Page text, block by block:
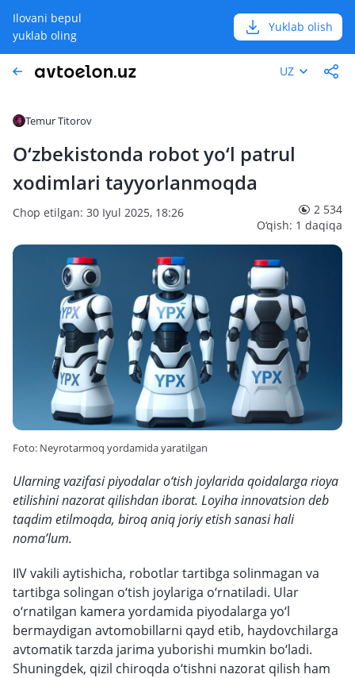
Ilovani bepul
yuklab oling
Yuklab olish
UZ
Temur Titorov
O‘zbekistonda robot yo‘l patrul
xodimlari tayyorlanmoqda
Chop etilgan: 30 Iyul 2025, 18:26
2 534
O‘qish: 1 daqiqa
Foto: Neyrotarmoq yordamida yaratilgan
Ularning vazifasi piyodalar o‘tish joylarida qoidalarga rioya
etilishini nazorat qilishdan iborat. Loyiha innovatsion deb
taqdim etilmoqda, biroq aniq joriy etish sanasi hali
noma’lum.
IIV vakili aytishicha, robotlar tartibga solinmagan va
tartibga solingan o‘tish joylariga o‘rnatiladi. Ular
o‘rnatilgan kamera yordamida piyodalarga yo‘l
bermaydigan avtomobillarni qayd etib, haydovchilarga
avtomatik tarzda jarima yuborishi mumkin bo‘ladi.
Shuningdek, qizil chiroqda o‘tishni nazorat qilish ham